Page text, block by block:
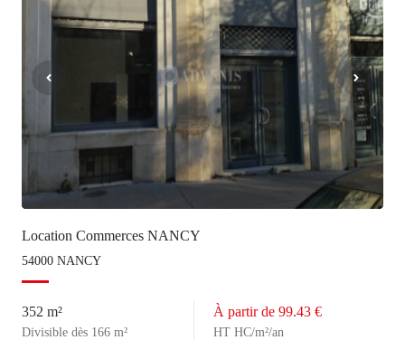
Location Commerces NANCY
54000 NANCY
352 m²
Divisible dès 166 m²
À partir de 99.43 €
HT HC/m²/an